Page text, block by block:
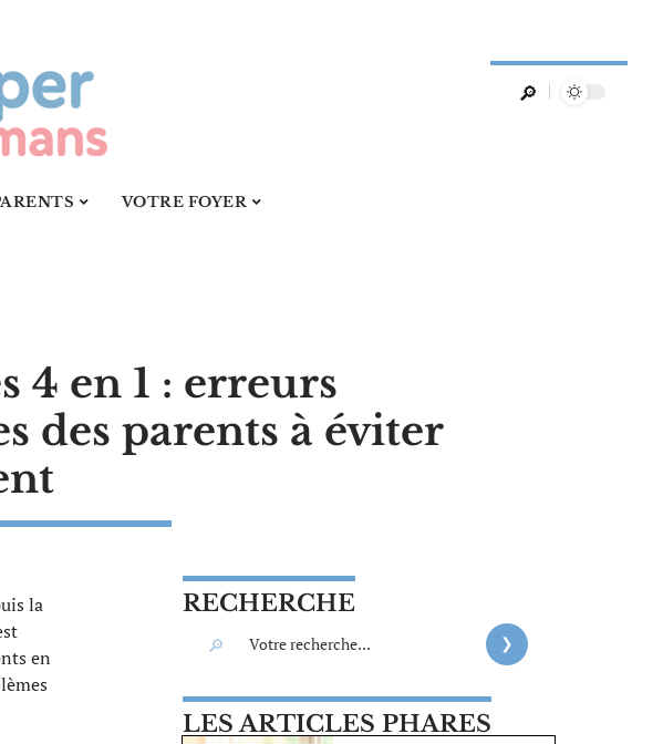
VOTRE FOYER
4 en 1 : erreurs
des parents à éviter
la
en
RECHERCHE
LES ARTICLES PHARES